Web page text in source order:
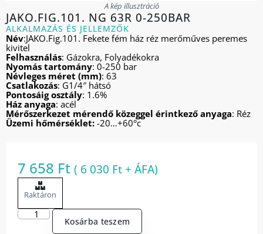
A kép illusztráció
JAKO.FIG.101. NG 63R 0-250BAR
ALKALMAZÁS ÉS JELLEMZŐK
Név:JAKO.Fig.101. Fekete fém ház réz merőműves peremes
kivitel
Felhasználás: Gázokra, Folyadékokra
Nyomás tartomány: 0-250 bar
Névleges méret (mm): 63
Csatlakozás: G1/4″ hátsó
Pontosáig osztály: 1.6%
Ház anyaga: acél
Mérőszerkezet mérendő közeggel érintkező anyaga: Réz
Üzemi hőmérséklet: -20…+60°c
7 658 Ft ( 6 030 Ft + ÁFA)
Raktáron
Kosárba teszem